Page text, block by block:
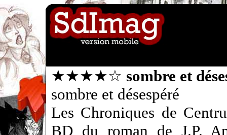
★★★★☆ sombre et
sombre et désespéré
Les Chroniques de
BD du roman de J.P.